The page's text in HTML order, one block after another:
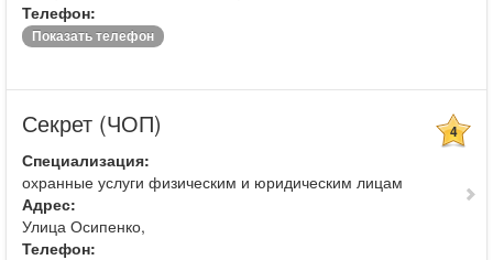
Телефон:
Показать телефон
Секрет (ЧОП) 4
Специализация:
охранные услуги физическим и юридическим лицам
Адрес:
Улица Осипенко,
Телефон: